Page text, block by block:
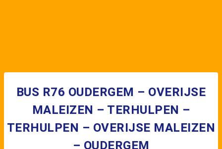
BUS R76 OUDERGEM – OVERIJSE
MALEIZEN – TERHULPEN –
TERHULPEN – OVERIJSE MALEIZEN
– OUDERGEM